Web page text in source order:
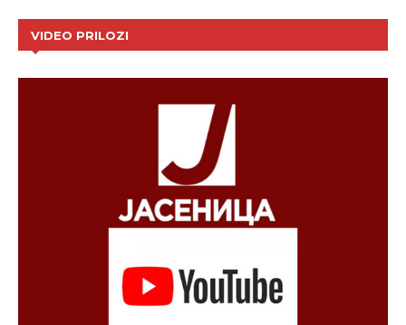
VIDEO PRILOZI